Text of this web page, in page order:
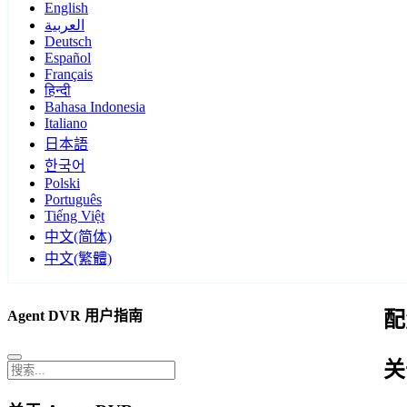
English
العربية
Deutsch
Español
Français
हिन्दी
Bahasa Indonesia
Italiano
日本語
한국어
Polski
Português
Tiếng Việt
中文(简体)
中文(繁體)
Agent DVR 用户指南